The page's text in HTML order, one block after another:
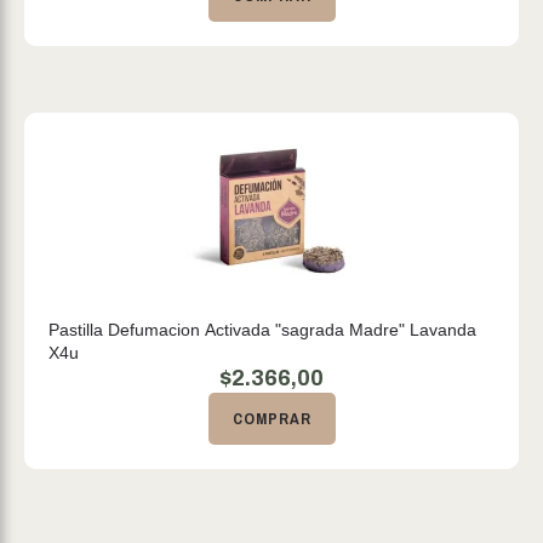
Pastilla Defumacion Activada "sagrada Madre" Lavanda
X4u
$2.366,00
COMPRAR